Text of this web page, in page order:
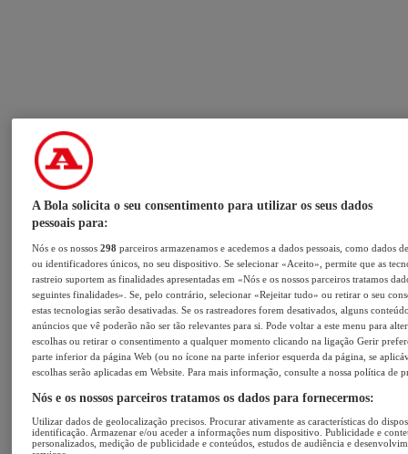
A Bola solicita o seu consentimento para utilizar os seus dados
pessoais para:
Nós e os nossos298 parceiros armazenamos e acedemos a dados pessoais, como dados
ou identificadores únicos, no seu dispositivo. Se selecionar «Aceito», permite que as
rastreio suportem as finalidades apresentadas em «Nós e os nossos parceiros tratamos
seguintes finalidades». Se, pelo contrário, selecionar «Rejeitar tudo» ou retirar o seu
estas tecnologias serão desativadas. Se os rastreadores forem desativados, alguns
anúncios que vê poderão não ser tão relevantes para si. Pode voltar a este menu para
escolhas ou retirar o consentimento a qualquer momento clicando na ligação Gerir
parte inferior da página Web (ou no ícone na parte inferior esquerda da página, se
escolhas serão aplicadas em Website. Para mais informação, consulte a nossa política de
Nós e os nossos parceiros tratamos os dados para fornecermos:
Utilizar dados de geolocalização precisos. Procurar ativamente as características do
identificação. Armazenar e/ou aceder a informações num dispositivo. Publicidade e
personalizados, medição de publicidade e conteúdos, estudos de audiência e